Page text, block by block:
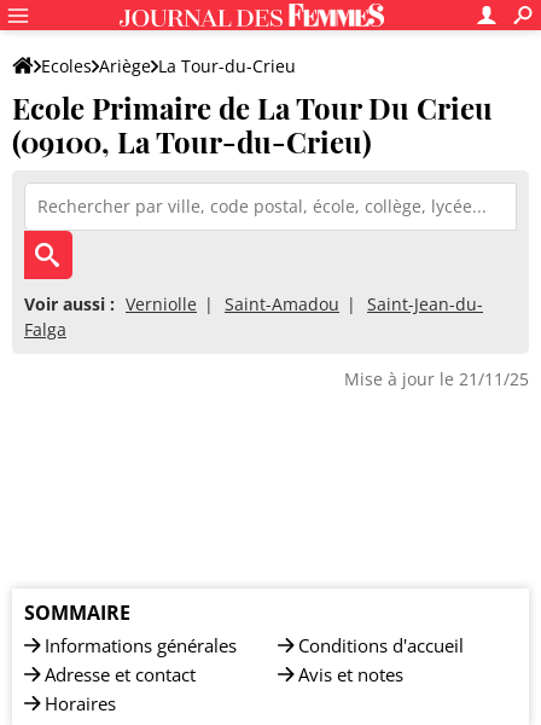
Ecoles Ariège La Tour-du-Crieu
Ecole Primaire de La Tour Du Crieu
Ecole Primaire de La Tour Du Crieu
(09100, La Tour-du-Crieu)
Voir aussi : Verniolle Saint-Amadou
Saint-Jean-du-
Falga
Mise à jour le 21/11/25
SOMMAIRE
Informations générales
Adresse et contact
Horaires
Conditions d'accueil
Avis et notes